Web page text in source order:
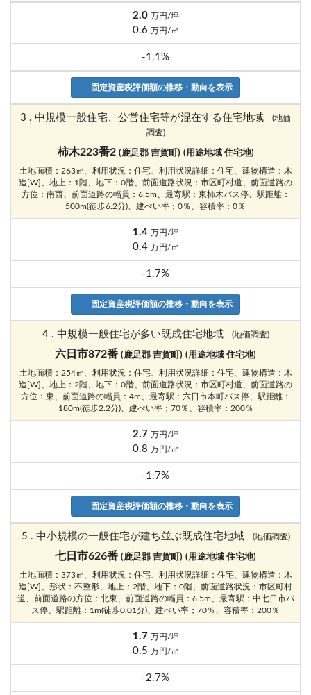
2.0 万円/坪
0.6 万円/㎡
-1.1%
固定資産税評価額の推移・動向を表示
3 . 中規模一般住宅、公営住宅等が混在する住宅地域
(地価
調査)
柿木223番2 (鹿足郡 吉賀町) (用途地域 住宅地)
土地面積：263㎡、利用状況：住宅、利用状況詳細：住宅、建物構造：木
造[W]、地上：1階、地下：0階、前面道路状況：市区町村道、前面道路の
方位：南西、前面道路の幅員：6.5m、最寄駅：東柿木バス停、駅距離：
500m(徒歩6.2分)、建ぺい率；0％、容積率：0％
1.4 万円/坪
0.4 万円/㎡
-1.7%
固定資産税評価額の推移・動向を表示
4 . 中規模一般住宅が多い既成住宅地域 (地価調査)
六日市872番 (鹿足郡 吉賀町) (用途地域 住宅地)
土地面積：254㎡、利用状況：住宅、利用状況詳細：住宅、建物構造：木
造[W]、地上：2階、地下：0階、前面道路状況：市区町村道、前面道路の
方位：東、前面道路の幅員：4m、最寄駅：六日市本町バス停、駅距離：
180m(徒歩2.2分)、建ぺい率；70％、容積率：200％
2.7 万円/坪
0.8 万円/㎡
-1.7%
固定資産税評価額の推移・動向を表示
5 . 中小規模の一般住宅が建ち並ぶ既成住宅地域 (地価調査)
七日市626番 (鹿足郡 吉賀町) (用途地域 住宅地)
土地面積：373㎡、利用状況：住宅、利用状況詳細：住宅、建物構造：木
造[W]、形状：不整形、地上：2階、地下：0階、前面道路状況：市区町村
道、前面道路の方位：北東、前面道路の幅員：6.5m、最寄駅：中七日市バ
ス停、駅距離：1m(徒歩0.01分)、建ぺい率；70％、容積率：200％
1.7 万円/坪
0.5 万円/㎡
-2.7%